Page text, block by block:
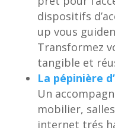
dispositifs
up vous
Transformez
tangible et
La pépinière
Un
mobilier,
internet trés